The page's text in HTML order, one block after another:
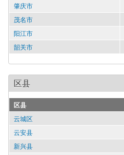
肇庆市
茂名市
阳江市
韶关市
区县
区县
云城区
云安县
新兴县